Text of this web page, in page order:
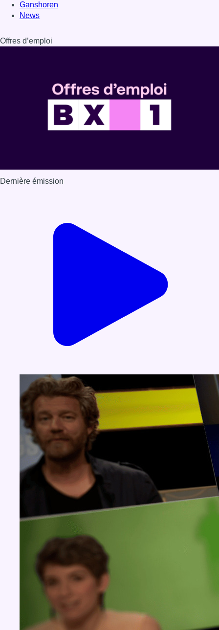
Ganshoren
News
Offres d’emploi
Dernière émission